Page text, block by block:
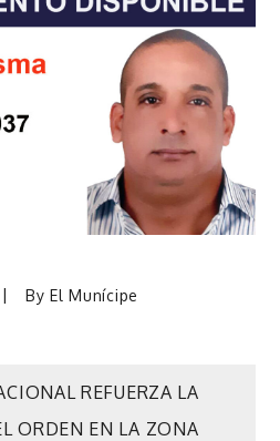
ByEl Munícipe
REFUERZA LA
ORDEN EN LA ZONA